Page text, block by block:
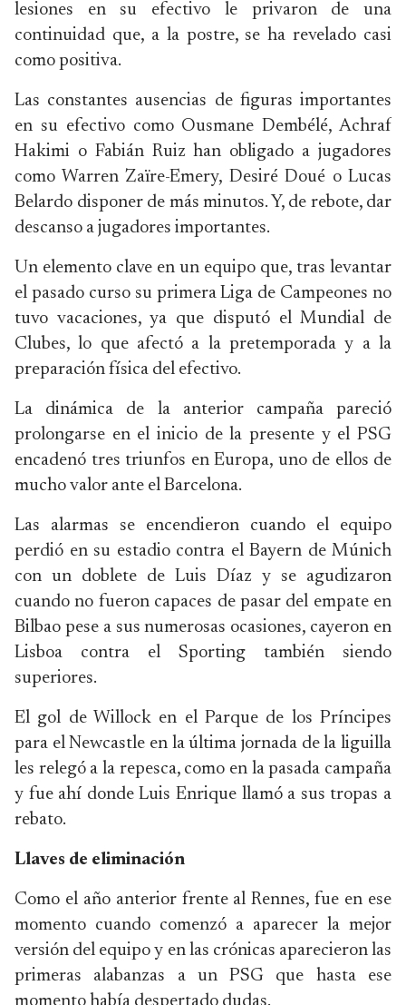
lesiones en su efectivo le privaron de una
continuidad que, a la postre, se ha revelado casi
como positiva.
Las constantes ausencias de figuras importantes
en su efectivo como Ousmane Dembélé, Achraf
Hakimi o Fabián Ruiz han obligado a jugadores
como Warren Zaïre-Emery, Desiré Doué o Lucas
Belardo disponer de más minutos. Y, de rebote, dar
descanso a jugadores importantes.
Un elemento clave en un equipo que, tras levantar
el pasado curso su primera Liga de Campeones no
tuvo vacaciones, ya que disputó el Mundial de
Clubes, lo que afectó a la pretemporada y a la
preparación física del efectivo.
La dinámica de la anterior campaña pareció
prolongarse en el inicio de la presente y el PSG
encadenó tres triunfos en Europa, uno de ellos de
mucho valor ante el Barcelona.
Las alarmas se encendieron cuando el equipo
perdió en su estadio contra el Bayern de Múnich
con un doblete de Luis Díaz y se agudizaron
cuando no fueron capaces de pasar del empate en
Bilbao pese a sus numerosas ocasiones, cayeron en
Lisboa contra el Sporting también siendo
superiores.
El gol de Willock en el Parque de los Príncipes
para el Newcastle en la última jornada de la liguilla
les relegó a la repesca, como en la pasada campaña
y fue ahí donde Luis Enrique llamó a sus tropas a
rebato.
Llaves de eliminación
Como el año anterior frente al Rennes, fue en ese
momento cuando comenzó a aparecer la mejor
versión del equipo y en las crónicas aparecieron las
primeras alabanzas a un PSG que hasta ese
momento había despertado dudas.